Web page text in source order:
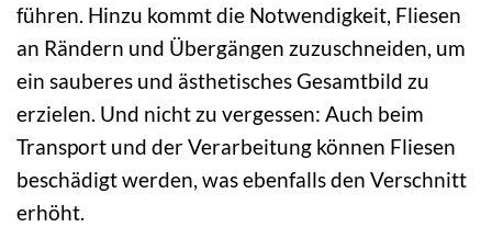
führen. Hinzu kommt die Notwendigkeit, Fliesen
an Rändern und Übergängen zuzuschneiden, um
ein sauberes und ästhetisches Gesamtbild zu
erzielen. Und nicht zu vergessen: Auch beim
Transport und der Verarbeitung können Fliesen
beschädigt werden, was ebenfalls den Verschnitt
erhöht.